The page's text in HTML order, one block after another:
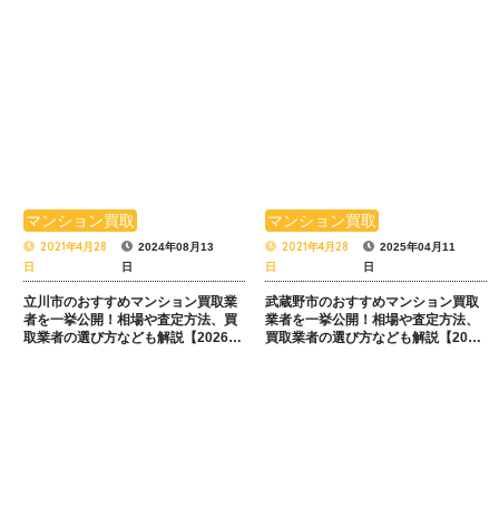
マンション買取
2021年4月28
日
2024年08月13
日
立川市のおすすめマンション買取業
者を一挙公開！相場や査定方法、買
取業者の選び方なども解説【2026年
マンション買取
2021年4月28
日
2025年04月11
日
武蔵野市のおすすめマンション買取
業者を一挙公開！相場や査定方法、
買取業者の選び方なども解説【2026